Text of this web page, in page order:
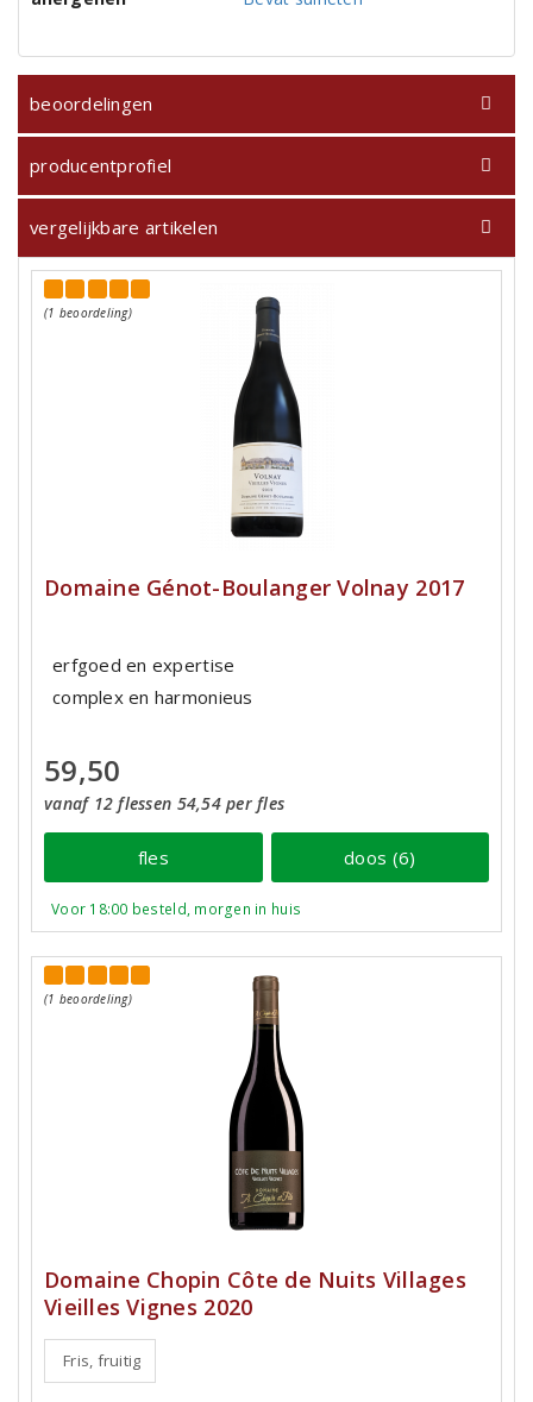
beoordelingen
producentprofiel
vergelijkbare artikelen
(1 beoordeling)
Domaine Génot-Boulanger Volnay 2017
erfgoed en expertise
complex en harmonieus
59,50
vanaf 12 flessen 54,54 per fles
fles doos (6)
Voor 18:00 besteld, morgen in huis
(1 beoordeling)
Domaine Chopin Côte de Nuits Villages
Vieilles Vignes 2020
Fris, fruitig